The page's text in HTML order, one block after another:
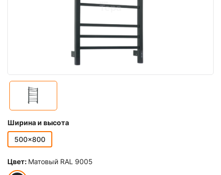
Ширина и высота
500x800
Цвет: Матовый RAL 9005